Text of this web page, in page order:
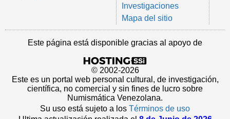
Investigaciones
Mapa del sitio
Este página está disponible gracias al apoyo de
© 2002-2026
Este es un portal web personal cultural, de investigación,
científica, no comercial y sin fines de lucro sobre
Numismática Venezolana.
Su uso está sujeto a los Términos de uso